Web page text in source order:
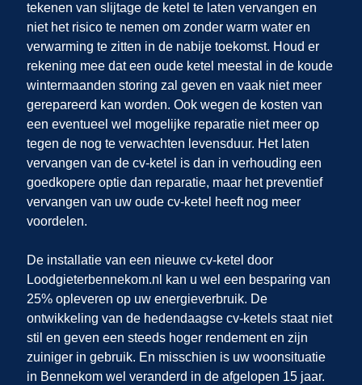
tekenen van slijtage de ketel te laten vervangen en
niet het risico te nemen om zonder warm water en
verwarming te zitten in de nabije toekomst. Houd er
rekening mee dat een oude ketel meestal in de koude
wintermaanden storing zal geven en vaak niet meer
gerepareerd kan worden. Ook wegen de kosten van
een eventueel wel mogelijke reparatie niet meer op
tegen de nog te verwachten levensduur. Het laten
vervangen van de cv-ketel is dan in verhouding een
goedkopere optie dan reparatie, maar het preventief
vervangen van uw oude cv-ketel heeft nog meer
voordelen.
De installatie van een nieuwe cv-ketel door
Loodgieterbennekom.nl
kan u wel een besparing van
25% opleveren op uw energieverbruik. De
ontwikkeling van de hedendaagse cv-ketels staat niet
stil en geven een steeds hoger rendement en zijn
zuiniger in gebruik. En misschien is uw woonsituatie
in Bennekom wel veranderd in de afgelopen 15 jaar.